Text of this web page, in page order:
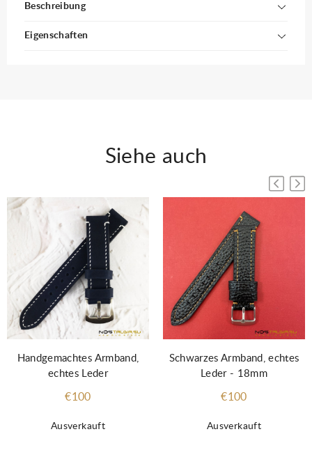
Beschreibung
Eigenschaften
Siehe auch
Ausverkauft
Handgemachtes Armband,
echtes Leder
€100
Ausverkauft
Schwarzes Armband, echtes
Leder - 18mm
€100